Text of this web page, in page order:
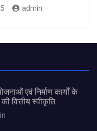
admin
एवं निर्माण कार्यों के
वित्तीय स्वीकृति